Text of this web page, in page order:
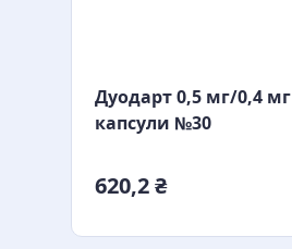
Дуодарт 0,5 мг/0,4 мг
капсули №30
620,2 ₴